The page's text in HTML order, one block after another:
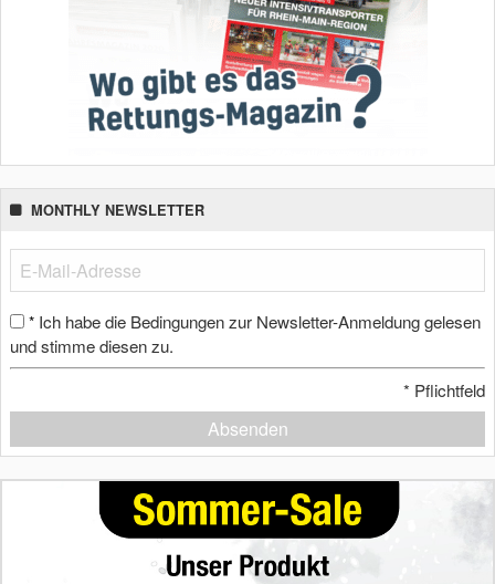
MONTHLY NEWSLETTER
* Ich habe die Bedingungen zur Newsletter-Anmeldung gelesen
und stimme diesen zu.
* Pflichtfeld
Absenden